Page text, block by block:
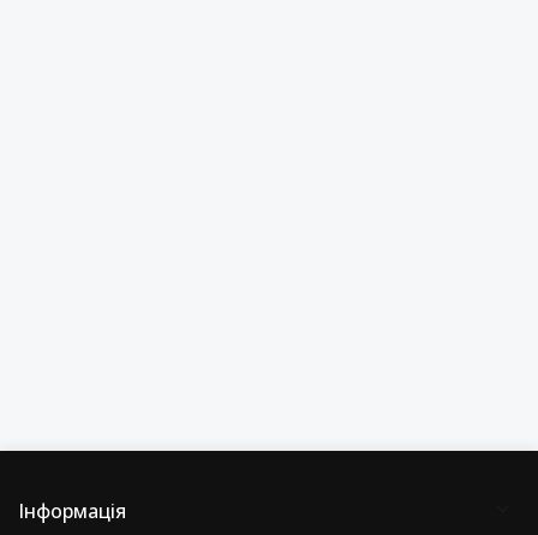
Інформація